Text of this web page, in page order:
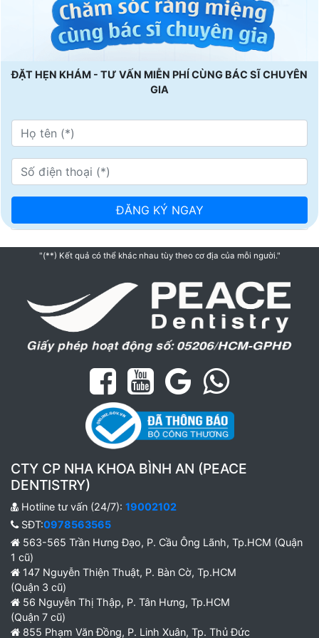
ĐẶT HẸN KHÁM - TƯ VẤN MIỄN PHÍ CÙNG BÁC SĨ CHUYÊN
GIA
"(**) Kết quả có thể khác nhau tùy theo cơ địa của mỗi người."
CTY CP NHA KHOA BÌNH AN (PEACE
DENTISTRY)
Hotline tư vấn (24/7): 19002102
SĐT:0978563565
563-565 Trần Hưng Đạo, P. Cầu Ông Lãnh, Tp.HCM (Quận
1 cũ)
147 Nguyễn Thiện Thuật, P. Bàn Cờ, Tp.HCM
(Quận 3 cũ)
56 Nguyễn Thị Thập, P. Tân Hưng, Tp.HCM
(Quận 7 cũ)
855 Phạm Văn Đồng, P. Linh Xuân, Tp. Thủ Đức